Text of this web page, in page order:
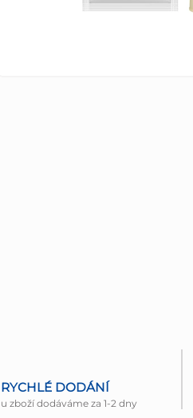
RYCHLÉ DODÁNÍ
zboží dodáváme za 1-2 dny